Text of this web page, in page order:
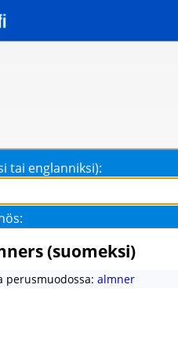
tai englanniksi):
(suomeksi)
perusmuodossa: almner